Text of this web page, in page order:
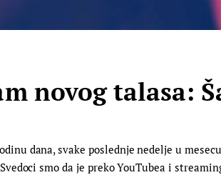
novog talasa:
dana, svake poslednje nedelje u
smo da je preko YouTubea i